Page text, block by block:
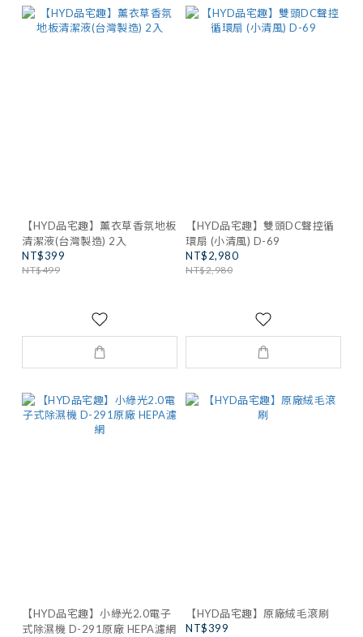
【HYD品宅趣】薰衣草香氛地板
清潔液(台灣製造) 2入
NT$399
NT$499
【HYD品宅趣】雙頭DC聲控循
環扇 (小清風) D-69
NT$2,980
NT$2,980
【HYD品宅趣】小綠光2.0電子
式除濕機 D-291原廠 HEPA濾網
【HYD品宅趣】原廠絨毛滾刷
NT$399